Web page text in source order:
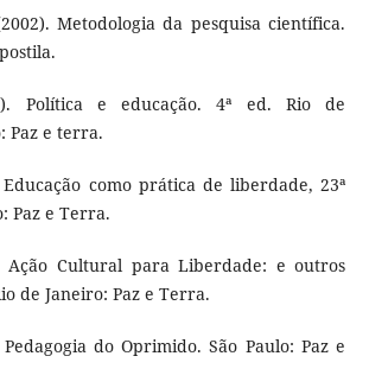
Metodologia da pesquisa científica.
Política e educação. 4ª ed. Rio de
Paz e terra.
como prática de liberdade, 23ª
Paz e Terra.
Ação Cultural para Liberdade: e outros
de Janeiro: Paz e Terra.
do Oprimido. São Paulo: Paz e